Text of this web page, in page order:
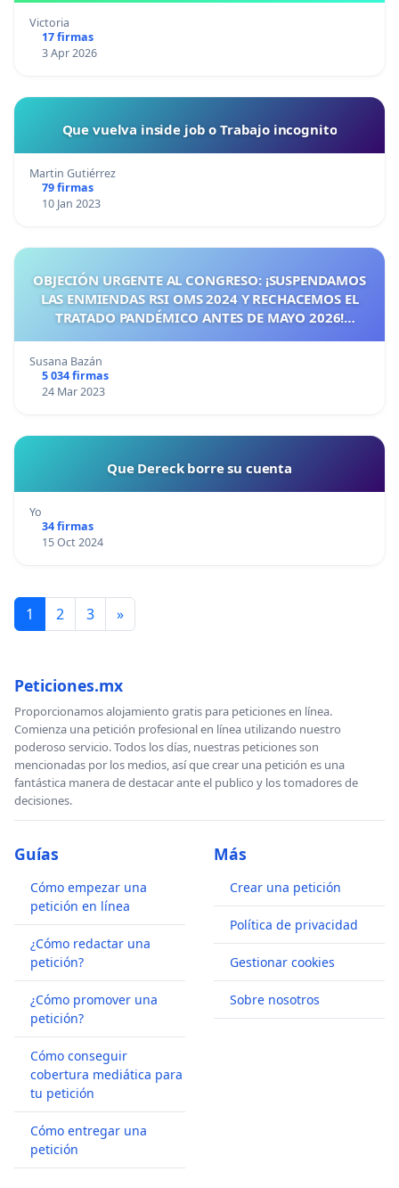
Victoria
17 firmas
3 Apr 2026
Que vuelva inside job o Trabajo incognito
Martin Gutiérrez
79 firmas
10 Jan 2023
OBJECIÓN URGENTE AL CONGRESO: ¡SUSPENDAMOS
LAS ENMIENDAS RSI OMS 2024 Y RECHACEMOS EL
TRATADO PANDÉMICO ANTES DE MAYO 2026!
Susana Bazán
5 034 firmas
24 Mar 2023
Que Dereck borre su cuenta
Yo
34 firmas
15 Oct 2024
1 2 3 »
Peticiones.mx
Proporcionamos alojamiento gratis para peticiones en línea.
Comienza una petición profesional en línea utilizando nuestro
poderoso servicio. Todos los días, nuestras peticiones son
mencionadas por los medios, así que crear una petición es una
fantástica manera de destacar ante el publico y los tomadores de
decisiones.
Guías
Cómo empezar una
petición en línea
¿Cómo redactar una
petición?
¿Cómo promover una
petición?
Cómo conseguir
cobertura mediática para
tu petición
Cómo entregar una
petición
Más
Crear una petición
Política de privacidad
Gestionar cookies
Sobre nosotros